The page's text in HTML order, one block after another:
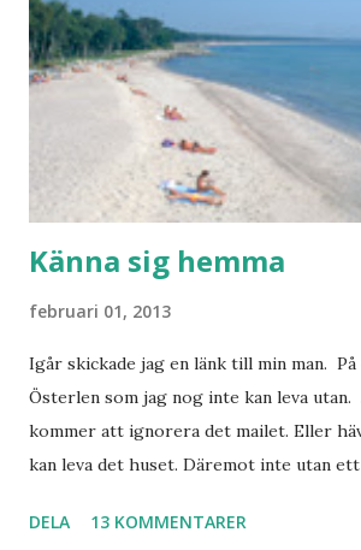
behöver jag nog inte säga.
Känna sig hemma
februari 01, 2013
Igår skickade jag en länk till min man.
Österlen som jag nog inte kan leva
kommer att ignorera det mailet. Eller
kan leva det huset. Däremot inte utan ett
används. Min man samlar på hus. Bara
DELA 13 KOMMENTARER